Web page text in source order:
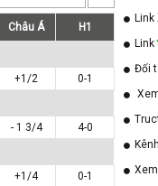
Châu Á H1
+1/2
0-1
- 1 3/4
4-0
+1/4
0-1
Link
Link
Đối